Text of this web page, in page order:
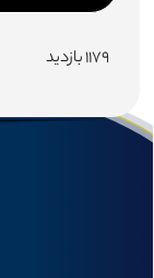
۱۱۷۹ بازدید